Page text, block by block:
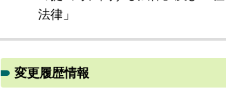
法律」
変更履歴情報